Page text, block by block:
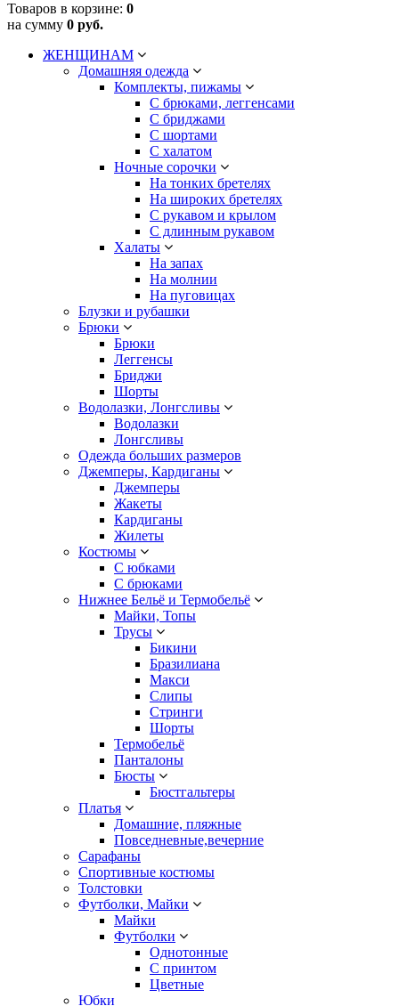
Товаров в корзине: 0
на сумму 0 руб.
ЖЕНЩИНАМ
Домашняя одежда
Комплекты, пижамы
С брюками, леггенсами
С бриджами
С шортами
С халатом
Ночные сорочки
На тонких бретелях
На широких бретелях
С рукавом и крылом
С длинным рукавом
Халаты
На запах
На молнии
На пуговицах
Блузки и рубашки
Брюки
Брюки
Леггенсы
Бриджи
Шорты
Водолазки, Лонгсливы
Водолазки
Лонгсливы
Одежда больших размеров
Джемперы, Кардиганы
Джемперы
Жакеты
Кардиганы
Жилеты
Костюмы
С юбками
С брюками
Нижнее Бельё и Термобельё
Майки, Топы
Трусы
Бикини
Бразилиана
Макси
Слипы
Стринги
Шорты
Термобельё
Панталоны
Бюсты
Бюстгальтеры
Платья
Домашние, пляжные
Повседневные,вечерние
Сарафаны
Спортивные костюмы
Толстовки
Футболки, Майки
Майки
Футболки
Однотонные
С принтом
Цветные
Юбки